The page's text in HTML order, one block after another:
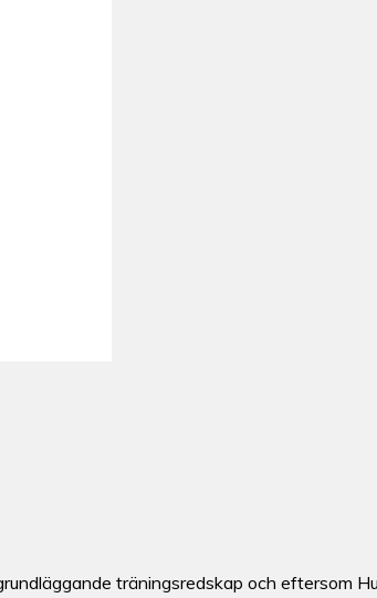
träningsredskap och eftersom